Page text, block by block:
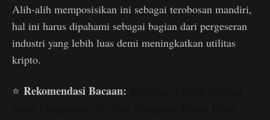
Alih-alih memposisikan ini sebagai terobosan mandiri,
hal ini harus dipahami sebagai bagian dari pergeseran
industri yang lebih luas demi meningkatkan utilitas
kripto.
⭐️ Rekomendasi Bacaan: